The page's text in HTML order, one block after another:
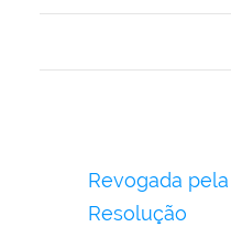
Revogada pela
Resolução